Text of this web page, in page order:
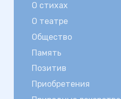
О стихах
О театре
Общество
Память
Позитив
Приобретения